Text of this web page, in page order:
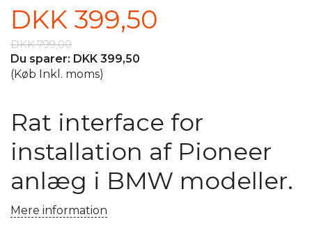
DKK 399,50
DKK 799,00
Du sparer: DKK 399,50
(Køb Inkl. moms)
Rat interface for
installation af Pioneer
anlæg i BMW modeller.
Mere information